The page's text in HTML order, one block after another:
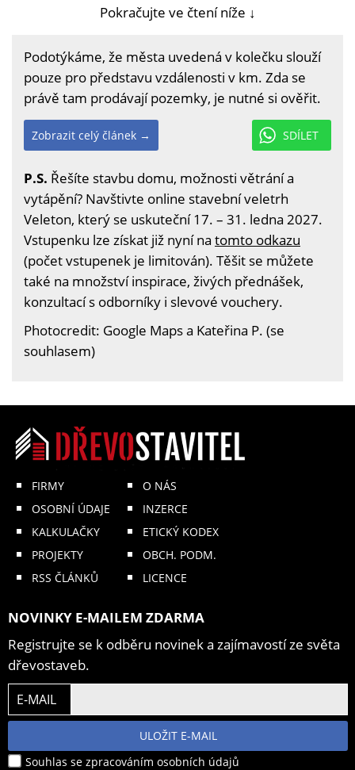
Pokračujte ve čtení níže ↓
Podotýkáme, že města uvedená v kolečku slouží
pouze pro představu vzdálenosti v km. Zda se
právě tam prodávají pozemky, je nutné si ověřit.
SDÍLET
Zobrazit celý článek →
P.S. Řešíte stavbu domu, možnosti větrání a
vytápění? Navštivte online stavební veletrh
Veleton, který se uskuteční 17. – 31. ledna 2027.
Vstupenku lze získat již nyní na tomto odkazu
(počet vstupenek je limitován). Těšit se můžete
také na množství inspirace, živých přednášek,
konzultací s odborníky i slevové vouchery.
Photocredit: Google Maps a Kateřina P. (se
souhlasem)
FIRMY
OSOBNÍ ÚDAJE
KALKULAČKY
PROJEKTY
RSS ČLÁNKŮ
O NÁS
INZERCE
ETICKÝ KODEX
OBCH. PODM.
LICENCE
NOVINKY E-MAILEM ZDARMA
Registrujte se k odběru novinek a zajímavostí ze světa
dřevostaveb.
E-MAIL
ULOŽIT E-MAIL
Souhlas se zpracováním osobních údajů